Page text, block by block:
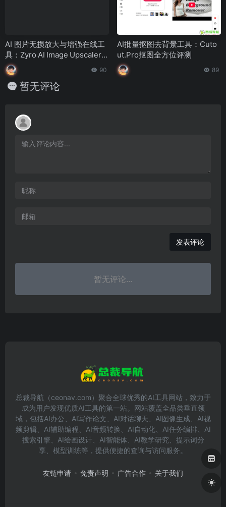
AI 图片无损放大与增强在线工
具：Zyro AI Image Upscaler
全面指南
90
AI批量抠图去背景工具：Cuto
ut.Pro抠图全方位评测
89
暂无评论
发表评论
暂无评论...
总裁导航（ceonav.com）聚合全球优秀的AI工具网站，致力于
成为用户发现优质AI工具的第一站。网站覆盖全品类垂直领
域，包括AI办公、AI写作论文、AI对话聊天、AI图像生成、AI视
频剪辑、AI辅助编程、AI音频转换、AI自动化、AI任务编排、AI
搜索引擎、AI绘画设计、AI智能体、AI教学研究、提示词分
享、模型训练等，提供便捷的查询与访问服务。
友链申请 免责声明 广告合作 关于我们